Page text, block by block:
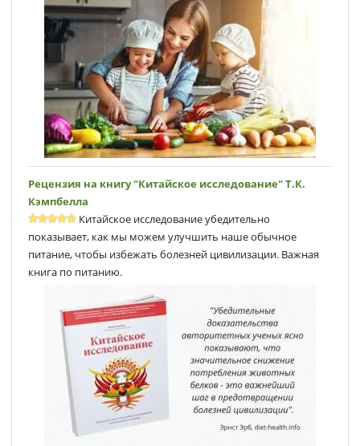
Рецензия на книгу "Китайское исследование" Т.К.
Кэмпбеллa
Китайское исследование убедительно
показывает, как мы можем улучшить наше обычное
питание, чтобы избежать болезней цивилизации. Важная
книга по питанию.